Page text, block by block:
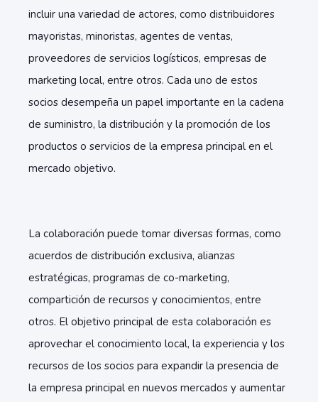
incluir una variedad de actores, como distribuidores
mayoristas, minoristas, agentes de ventas,
proveedores de servicios logísticos, empresas de
marketing local, entre otros. Cada uno de estos
socios desempeña un papel importante en la cadena
de suministro, la distribución y la promoción de los
productos o servicios de la empresa principal en el
mercado objetivo.
La colaboración puede tomar diversas formas, como
acuerdos de distribución exclusiva, alianzas
estratégicas, programas de co-marketing,
compartición de recursos y conocimientos, entre
otros. El objetivo principal de esta colaboración es
aprovechar el conocimiento local, la experiencia y los
recursos de los socios para expandir la presencia de
la empresa principal en nuevos mercados y aumentar